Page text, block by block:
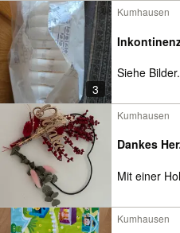
3
Kumhausen
Siehe Bilder.
Kumhausen
Dankes
Mit einer
Kumhausen